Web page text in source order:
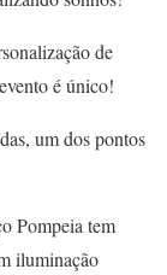
de
é único!
um dos pontos
Pompeia tem
iluminação